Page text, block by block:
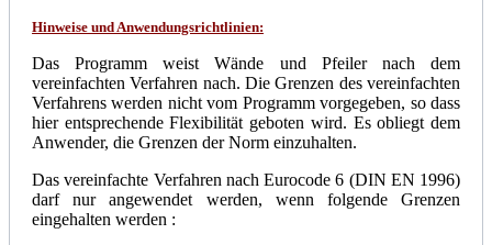
Hinweise und Anwendungsrichtlinien:
Das Programm weist Wände und Pfeiler nach dem
vereinfachten Verfahren nach. Die Grenzen des vereinfachten
Verfahrens werden nicht vom Programm vorgegeben, so dass
hier entsprechende Flexibilität geboten wird. Es obliegt dem
Anwender, die Grenzen der Norm einzuhalten.
Das vereinfachte Verfahren nach Eurocode 6 (DIN EN 1996)
darf nur angewendet werden, wenn folgende Grenzen
eingehalten werden :